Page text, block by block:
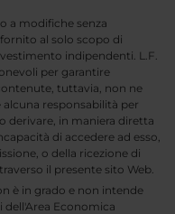
a modifiche senza
al solo scopo di
indipendenti. L.F.
per garantire
tuttavia, non ne
alcuna responsabilità per
derivare, in maniera diretta
di accedere ad esso,
o della ricezione di
il presente sito Web.
è in grado e non intende
Economica